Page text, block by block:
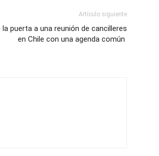
Artículo siguiente
la puerta a una reunión de cancilleres
en Chile con una agenda común